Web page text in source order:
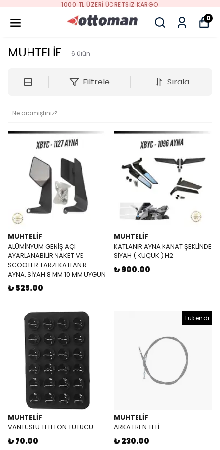
1000 TL ÜZERI ÜCRETSIZ KARGO
0
MUHTELİF 6 ürün
Filtrele Sırala
MUHTELİF
ALÜMİNYUM GENİŞ AÇI
AYARLANABİLİR NAKET VE
SCOOTER TARZI KATLANIR
AYNA, SİYAH 8 MM 10 MM UYGUN
₺ 525.00
MUHTELİF
KATLANIR AYNA KANAT ŞEKLİNDE
SİYAH ( KÜÇÜK ) H2
₺ 900.00
MUHTELİF
VANTUSLU TELEFON TUTUCU
₺ 70.00
Tükendi
MUHTELİF
ARKA FREN TELİ
₺ 230.00